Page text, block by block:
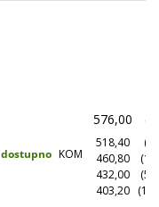
dostupno KOM
576,00
518,40
460,80
432,00
403,20